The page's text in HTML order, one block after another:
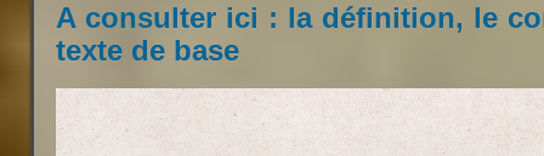
A consulter ici : la définition, le
texte de base